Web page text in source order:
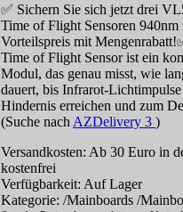
✅ Sichern Sie sich jetzt drei
Time of Flight Sensoren 940nm
Vorteilspreis mit
Time of Flight Sensor ist ein
Modul, das genau misst, wie
dauert, bis Infrarot-Lichtimpulse
Hindernis erreichen und zum
(Suche nach AZDelivery 3 )
Versandkosten: Ab 30 Euro in
kostenfrei
Verfügbarkeit: Auf Lager
Kategorie: /Mainboards /